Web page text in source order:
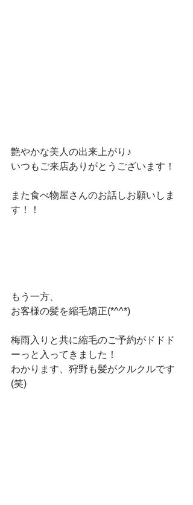
艶やかな美人の出来上がり♪
いつもご来店ありがとうございます！
また食べ物屋さんのお話しお願いしま
す！！
もう一方、
お客様の髪を縮毛矯正(*^^*)
梅雨入りと共に縮毛のご予約がドドド
ーっと入ってきました！
わかります、狩野も髪がクルクルです
(笑)